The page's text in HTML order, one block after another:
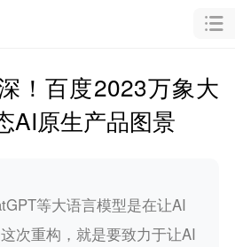
！百度2023万象大
AI原生产品图景
等大语言模型是在让AI
次重构，就是要致力于让AI